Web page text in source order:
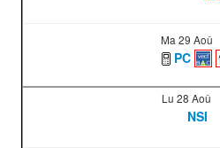
Ma 29 Aoû
PC
Lu 28 Aoû
NSI